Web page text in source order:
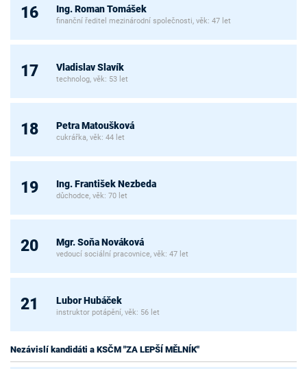
16 Ing. Roman Tomášek
finanční ředitel mezinárodní společnosti, věk: 47 let
17 Vladislav Slavík
technolog, věk: 53 let
18 Petra Matoušková
cukrářka, věk: 44 let
19 Ing. František Nezbeda
důchodce, věk: 70 let
20 Mgr. Soňa Nováková
vedoucí sociální pracovnice, věk: 47 let
21 Lubor Hubáček
instruktor potápění, věk: 56 let
Nezávislí kandidáti a KSČM "ZA LEPŠÍ MĚLNÍK"